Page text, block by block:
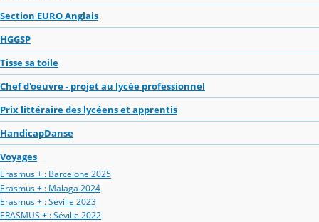
Section EURO Anglais
HGGSP
Tisse sa toile
Chef d'oeuvre - projet au lycée professionnel
Prix littéraire des lycéens et apprentis
HandicapDanse
Voyages
Erasmus + : Barcelone 2025
Erasmus + : Malaga 2024
Erasmus + : Seville 2023
ERASMUS + : Séville 2022